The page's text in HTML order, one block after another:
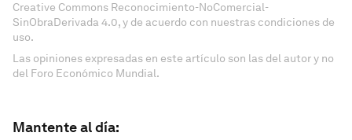
Creative Commons Reconocimiento-NoComercial-
SinObraDerivada 4.0, y de acuerdo con nuestras condiciones de
uso.
Las opiniones expresadas en este artículo son las del autor y no
del Foro Económico Mundial.
Mantente al día: